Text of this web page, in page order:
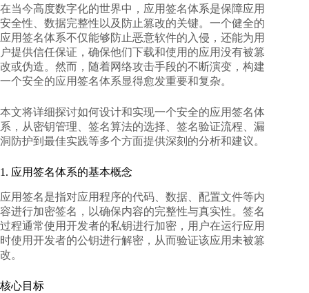
在当今高度数字化的世界中，应用签名体系是保障应用
安全性、数据完整性以及防止篡改的关键。一个健全的
应用签名体系不仅能够防止恶意软件的入侵，还能为用
户提供信任保证，确保他们下载和使用的应用没有被篡
改或伪造。然而，随着网络攻击手段的不断演变，构建
一个安全的应用签名体系显得愈发重要和复杂。
本文将详细探讨如何设计和实现一个安全的应用签名体
系 ，从密钥管理、签名算法的选择、签名验证流程、漏
洞防护到最佳实践等多个方面提供深刻的分析和建议。
1. 应用签名体系的基本概念
应用签名是指对应用程序的代码、数据、配置文件等内
容进行加密签名，以确保内容的完整性与真实性。签名
过程通常使用开发者的私钥进行加密，用户在运行应用
时使用开发者的公钥进行解密，从而验证该应用未被篡
改。
核心目标